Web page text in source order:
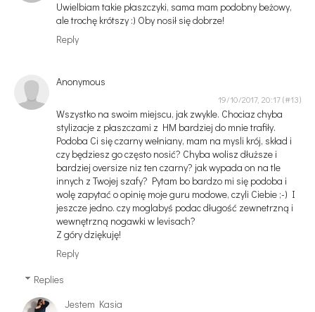
Uwielbiam takie płaszczyki, sama mam podobny beżowy,
ale trochę krótszy :) Oby nosił się dobrze!
Reply
Anonymous
19/10/2017, 20:17
Wszystko na swoim miejscu, jak zwykle. Chociaz chyba
stylizacje z płaszczami z HM bardziej do mnie trafiły.
Podoba Ci się czarny wełniany, mam na mysli krój, skład i
czy będziesz go często nosić? Chyba wolisz dłuższe i
bardziej oversize niz ten czarny? jak wypada on na tle
innych z Twojej szafy? Pytam bo bardzo mi się podoba i
wolę zapytać o opinię moje guru modowe, czyli Ciebie ;-) I
jeszcze jedno. czy moglabyś podac długość zewnetrzną i
wewnętrzną nogawki w levisach?
Z góry dziękuję!
Reply
Replies
Jestem Kasia